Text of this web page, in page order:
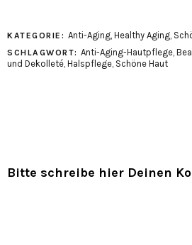
KATEGORIE: Anti-Aging, Healthy Aging,
SCHLAGWORT: Anti-Aging-Hautpflege,
und Dekolleté, Halspflege, Schöne Haut
Bitte schreibe hier Deinen